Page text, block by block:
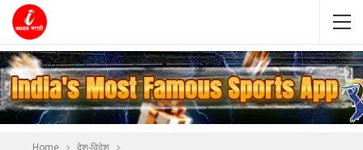
Home देश-विदेश